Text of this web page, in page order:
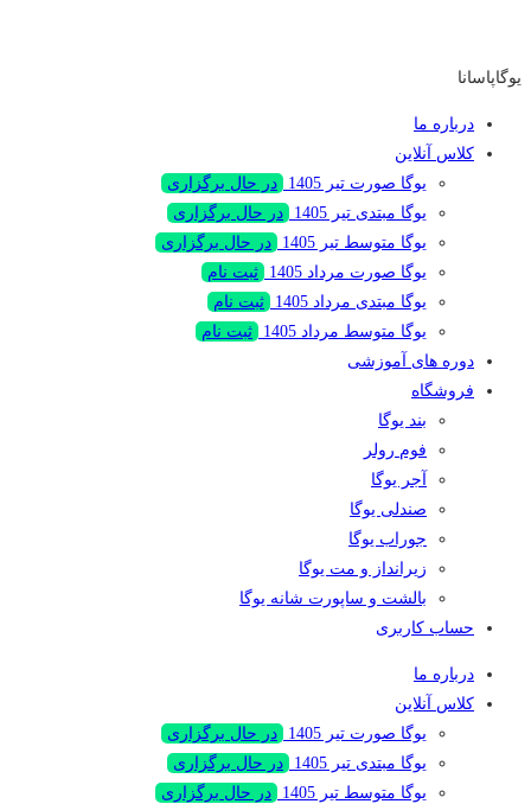
یوگاپاسانا
درباره ما
کلاس‌ آنلاین
یوگا صورت تیر 1405
در حال برگزاری
یوگا مبتدی تیر 1405
در حال برگزاری
یوگا متوسط تیر 1405
در حال برگزاری
یوگا صورت مرداد 1405
ثبت نام
یوگا مبتدی مرداد 1405
ثبت نام
یوگا متوسط مرداد 1405
ثبت نام
دوره های آموزشی
فروشگاه
بند یوگا
فوم رولر
آجر یوگا
صندلی یوگا
جوراب یوگا
زیرانداز و مت یوگا
بالشت و ساپورت شانه یوگا
حساب کاربری
درباره ما
کلاس‌ آنلاین
یوگا صورت تیر 1405
در حال برگزاری
یوگا مبتدی تیر 1405
در حال برگزاری
یوگا متوسط تیر 1405
در حال برگزاری